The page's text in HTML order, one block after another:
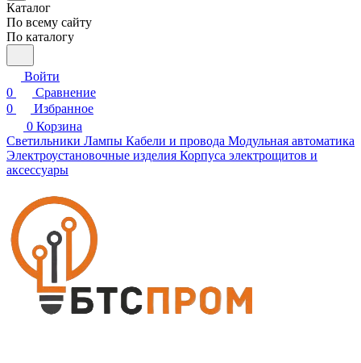
Каталог
По всему сайту
По каталогу
Войти
0
Сравнение
0
Избранное
0 Корзина
Светильники Лампы Кабели и провода Модульная автоматика
Электроустановочные изделия Корпуса электрощитов и
аксессуары